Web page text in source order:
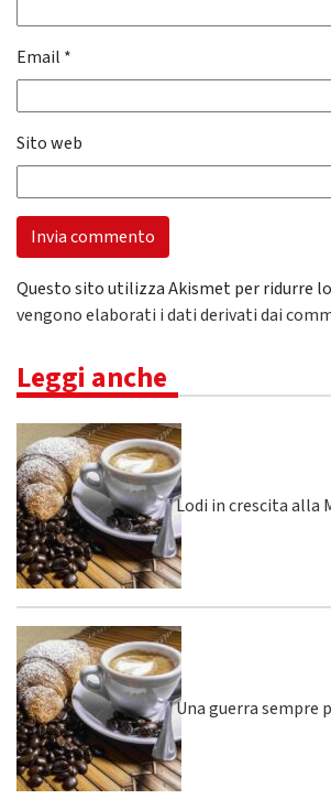
Email *
Sito web
Questo sito utilizza Akismet per ridurre
vengono elaborati i dati derivati dai
Leggi anche
Lodi in crescita alla
Una guerra sempre